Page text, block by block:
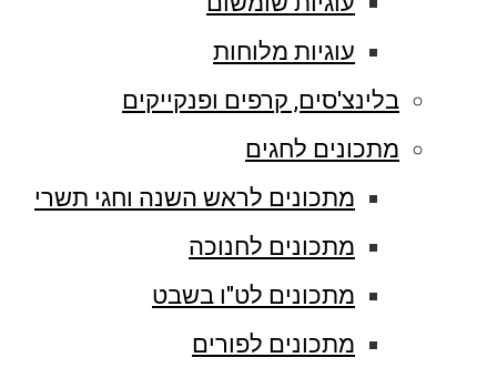
עוגיות מלוחות
בלינצ'סים, קרפים ופנקייקים
מתכונים לחגים
מתכונים לראש השנה וחגי תשרי
מתכונים לחנוכה
מתכונים לט"ו בשבט
מתכונים לפורים